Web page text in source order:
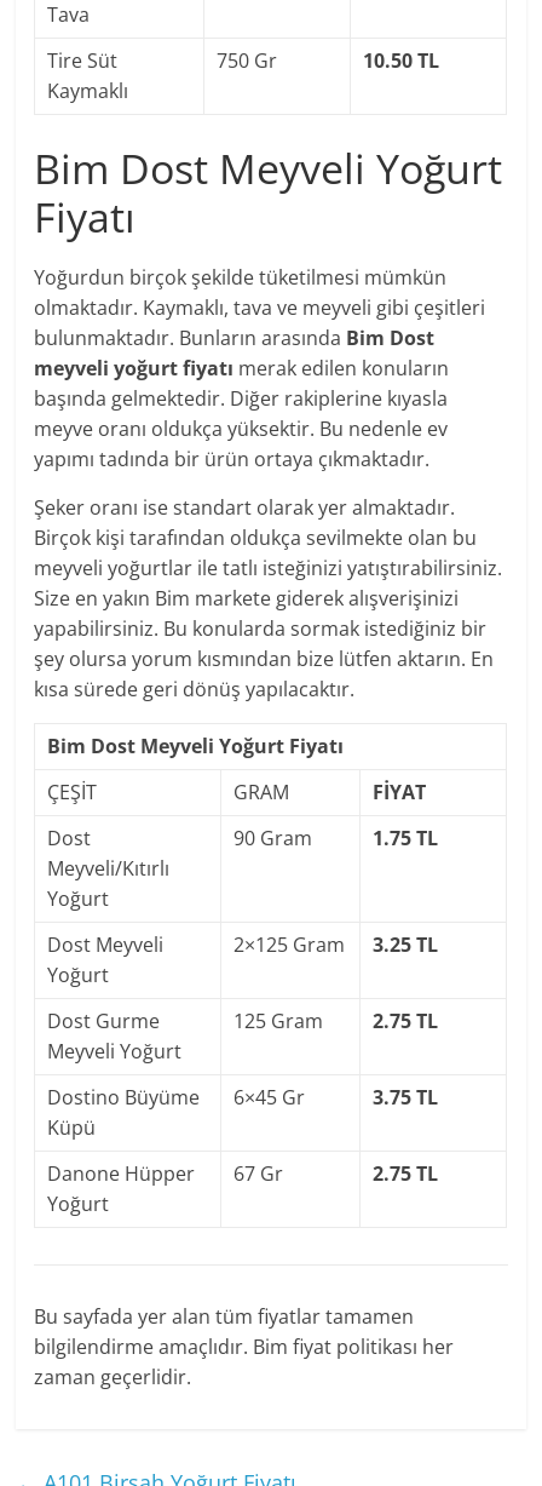
Tava
Tire Süt
Kaymaklı
750 Gr 10.50 TL
Bim Dost Meyveli Yoğurt
Fiyatı
Yoğurdun birçok şekilde tüketilmesi mümkün
olmaktadır. Kaymaklı, tava ve meyveli gibi çeşitleri
bulunmaktadır. Bunların arasında Bim Dost
meyveli yoğurt fiyatı merak edilen konuların
başında gelmektedir. Diğer rakiplerine kıyasla
meyve oranı oldukça yüksektir. Bu nedenle ev
yapımı tadında bir ürün ortaya çıkmaktadır.
Şeker oranı ise standart olarak yer almaktadır.
Birçok kişi tarafından oldukça sevilmekte olan bu
meyveli yoğurtlar ile tatlı isteğinizi yatıştırabilirsiniz.
Size en yakın Bim markete giderek alışverişinizi
yapabilirsiniz. Bu konularda sormak istediğiniz bir
şey olursa yorum kısmından bize lütfen aktarın. En
kısa sürede geri dönüş yapılacaktır.
Bim Dost Meyveli Yoğurt Fiyatı
ÇEŞİT
GRAM
FİYAT
Dost
Meyveli/Kıtırlı
Yoğurt
90 Gram 1.75 TL
Dost Meyveli
Yoğurt
2×125 Gram 3.25 TL
Dost Gurme
Meyveli Yoğurt
125 Gram 2.75 TL
Dostino Büyüme
Küpü
6×45 Gr 3.75 TL
Danone Hüpper
Yoğurt
67 Gr 2.75 TL
Bu sayfada yer alan tüm fiyatlar tamamen
bilgilendirme amaçlıdır. Bim fiyat politikası her
zaman geçerlidir.